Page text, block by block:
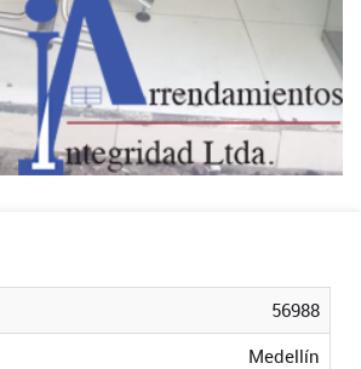
56988
Medellín